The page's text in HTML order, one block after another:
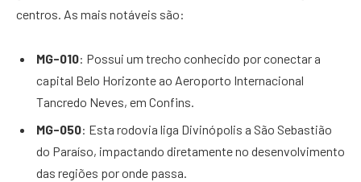
centros. As mais notáveis são:
MG-010: Possui um trecho conhecido por conectar a
capital Belo Horizonte ao Aeroporto Internacional
Tancredo Neves, em Confins.
MG-050: Esta rodovia liga Divinópolis a São Sebastião
do Paraíso, impactando diretamente no desenvolvimento
das regiões por onde passa.